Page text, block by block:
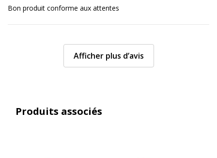
Profondeur 220 mm
Bon produit conforme aux attentes
Afficher plus d’avis
Produits associés